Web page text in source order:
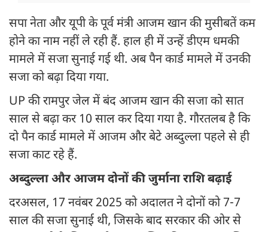
सपा नेता और यूपी के पूर्व मंत्री आजम खान की मुसीबतें कम
होने का नाम नहीं ले रही हैं. हाल ही में उन्हें डीएम धमकी
मामले में सजा सुनाई गई थी. अब पैन कार्ड मामले में उनकी
सजा को बढ़ा दिया गया.
UP की रामपुर जेल में बंद आजम खान की सजा को सात
साल से बढ़ा कर 10 साल कर दिया गया है. गौरतलब है कि
दो पैन कार्ड मामले में आजम और बेटे अब्दुल्ला पहले से ही
सजा काट रहे हैं.
अब्दुल्ला और आजम दोनों की जुर्माना राशि बढ़ाई
दरअसल, 17 नवंबर 2025 को अदालत ने दोनों को 7-7
साल की सजा सुनाई थी, जिसके बाद सरकार की ओर से